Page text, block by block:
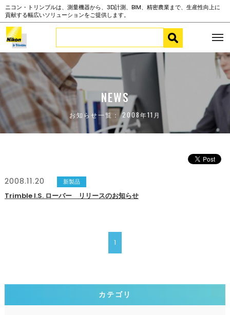
ニコン・トリンブルは、測量機器から、3D計測、BIM、精密農業まで、生産性向上に
貢献する幅広いソリューションをご提供します。
NEWS
お知らせ一覧： 2008年11月
2008.11.20 新製品
Trimble I.S. ローバー リリースのお知らせ
1
カテゴリ